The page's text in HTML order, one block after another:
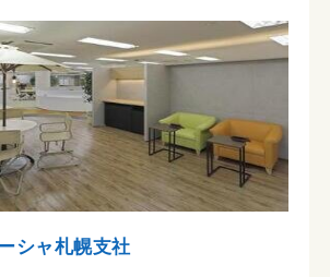
シャ札幌支社